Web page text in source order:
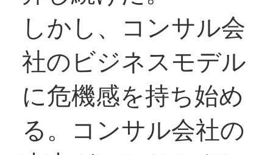
しかし、コンサル会
社のビジネスモデル
に危機感を持ち始め
る。コンサル会社の